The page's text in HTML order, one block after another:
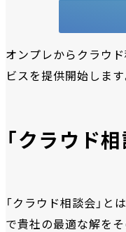
オンプレからクラウド
ビスを提供開始します
「クラウド
「クラウド相談会」と
で貴社の最適な解を